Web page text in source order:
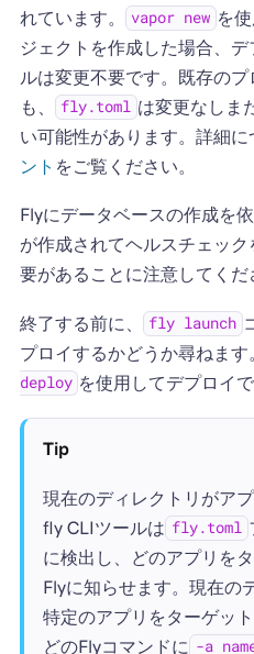
れています。
vapor new を
ジェクトを作成した場合、
ルは変更不要です。既存の
も、
fly.toml は変更なしま
い可能性があります。詳細に
ント をご覧ください。
Flyにデータベースの作成を
が作成されてヘルスチェッ
要があることに注意してくだ
終了する前に、 fly launch
プロイするかどうか尋ねま
deploy を使用してデプロイで
Tip
現在のディレクトリがア
fly CLIツールは fly.toml
に検出し、どのアプリを
Flyに知らせます。現在の
特定のアプリをターゲッ
どのFlyコマンドに -a